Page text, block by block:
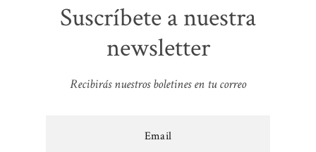
Suscríbete a nuestra
newsletter
Recibirás nuestros boletines en tu correo